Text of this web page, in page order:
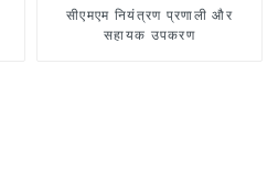
सीएमएम नियंत्रण प्रणाली और
सहायक उपकरण